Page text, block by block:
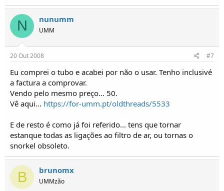
N nunumm
UMM
20 Out 2008 #7
Eu comprei o tubo e acabei por não o usar. Tenho inclusivé
a factura a comprovar.
Vendo pelo mesmo preço... 50.
Vê aqui... https://for-umm.pt/oldthreads/5533
E de resto é como já foi referido... tens que tornar
estanque todas as ligações ao filtro de ar, ou tornas o
snorkel obsoleto.
B brunomx
UMMzão